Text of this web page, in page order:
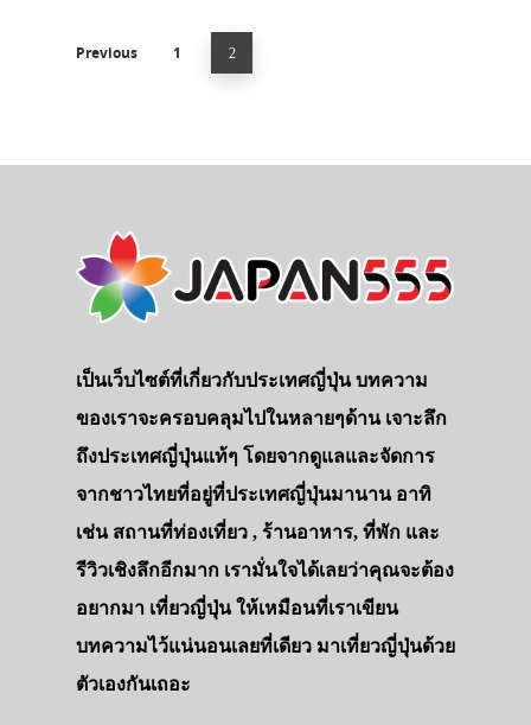
Previous 1 2
เป็นเว็บไซต์ที่เกี่ยวกับประเทศญี่ปุ่น บทความ
ของเราจะครอบคลุมไปในหลายๆด้าน เจาะลึก
ถึงประเทศญี่ปุ่นแท้ๆ โดยจากดูแลและจัดการ
จากชาวไทยที่อยู่ที่ประเทศญี่ปุ่นมานาน อาทิ
เช่น สถานที่ท่องเที่ยว , ร้านอาหาร, ที่พัก และ
รีวิวเชิงลึกอีกมาก เรามั่นใจได้เลยว่าคุณจะต้อง
อยากมา เที่ยวญี่ปุ่น ให้เหมือนที่เราเขียน
บทความไว้แน่นอนเลยที่เดียว มาเที่ยวญี่ปุ่นด้วย
ตัวเองกันเถอะ